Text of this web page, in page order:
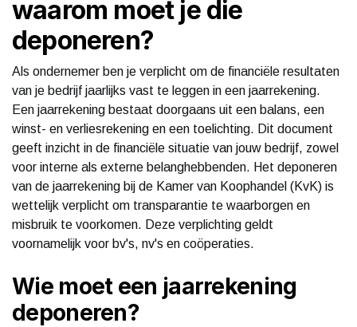
waarom moet je die
deponeren?
Als ondernemer ben je verplicht om de financiële resultaten
van je bedrijf jaarlijks vast te leggen in een jaarrekening.
Een jaarrekening bestaat doorgaans uit een balans, een
winst- en verliesrekening en een toelichting. Dit document
geeft inzicht in de financiële situatie van jouw bedrijf, zowel
voor interne als externe belanghebbenden. Het deponeren
van de jaarrekening bij de Kamer van Koophandel (KvK) is
wettelijk verplicht om transparantie te waarborgen en
misbruik te voorkomen. Deze verplichting geldt
voornamelijk voor bv's, nv's en coöperaties.
Wie moet een jaarrekening
deponeren?